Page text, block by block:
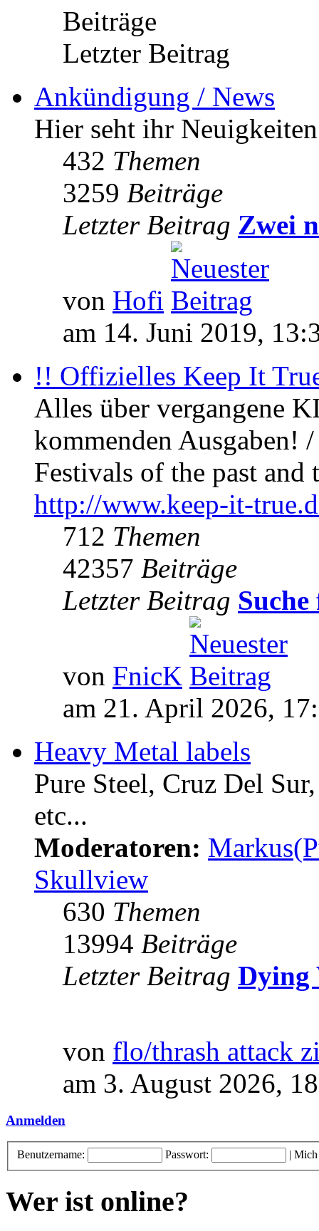
Beiträge
Letzter Beitrag
Ankündigung / News
Hier seht ihr
432 Themen
3259 Beiträge
Letzter Beitrag Zwei
von Hofi
am 14. Juni 2019,
!! Offizielles Keep It
Alles über vergangene
kommenden Ausgaben!
Festivals of the past
http://www.keep-it-
712 Themen
42357 Beiträge
Letzter Beitrag
von FnicK
am 21. April 2026,
Heavy Metal labels
Pure Steel, Cruz Del
etc...
Moderatoren:
Skullview
630 Themen
13994 Beiträge
Letzter Beitrag Dying
von flo/thrash attack
am 3. August 2026,
Anmelden
Benutzername: Passwort: | Mich
Wer ist online?